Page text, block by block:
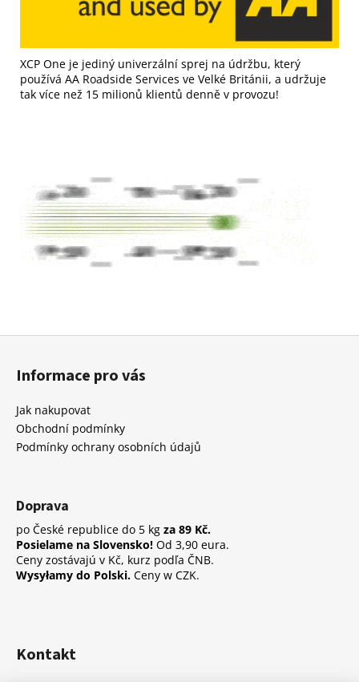
XCP One je jediný univerzální sprej na údržbu, který
používá AA Roadside Services ve Velké Británii, a udržuje
tak více než 15 milionů klientů denně v provozu!
Z
Informace pro vás
Jak nakupovat
Obchodní podmínky
Podmínky ochrany osobních údajů
Doprava
po České republice do 5 kg za 89 Kč.
Posielame na Slovensko! Od 3,90 eura.
Ceny zostávajú v Kč, kurz podľa ČNB.
Wysyłamy do Polski. Ceny w CZK.
Kontakt